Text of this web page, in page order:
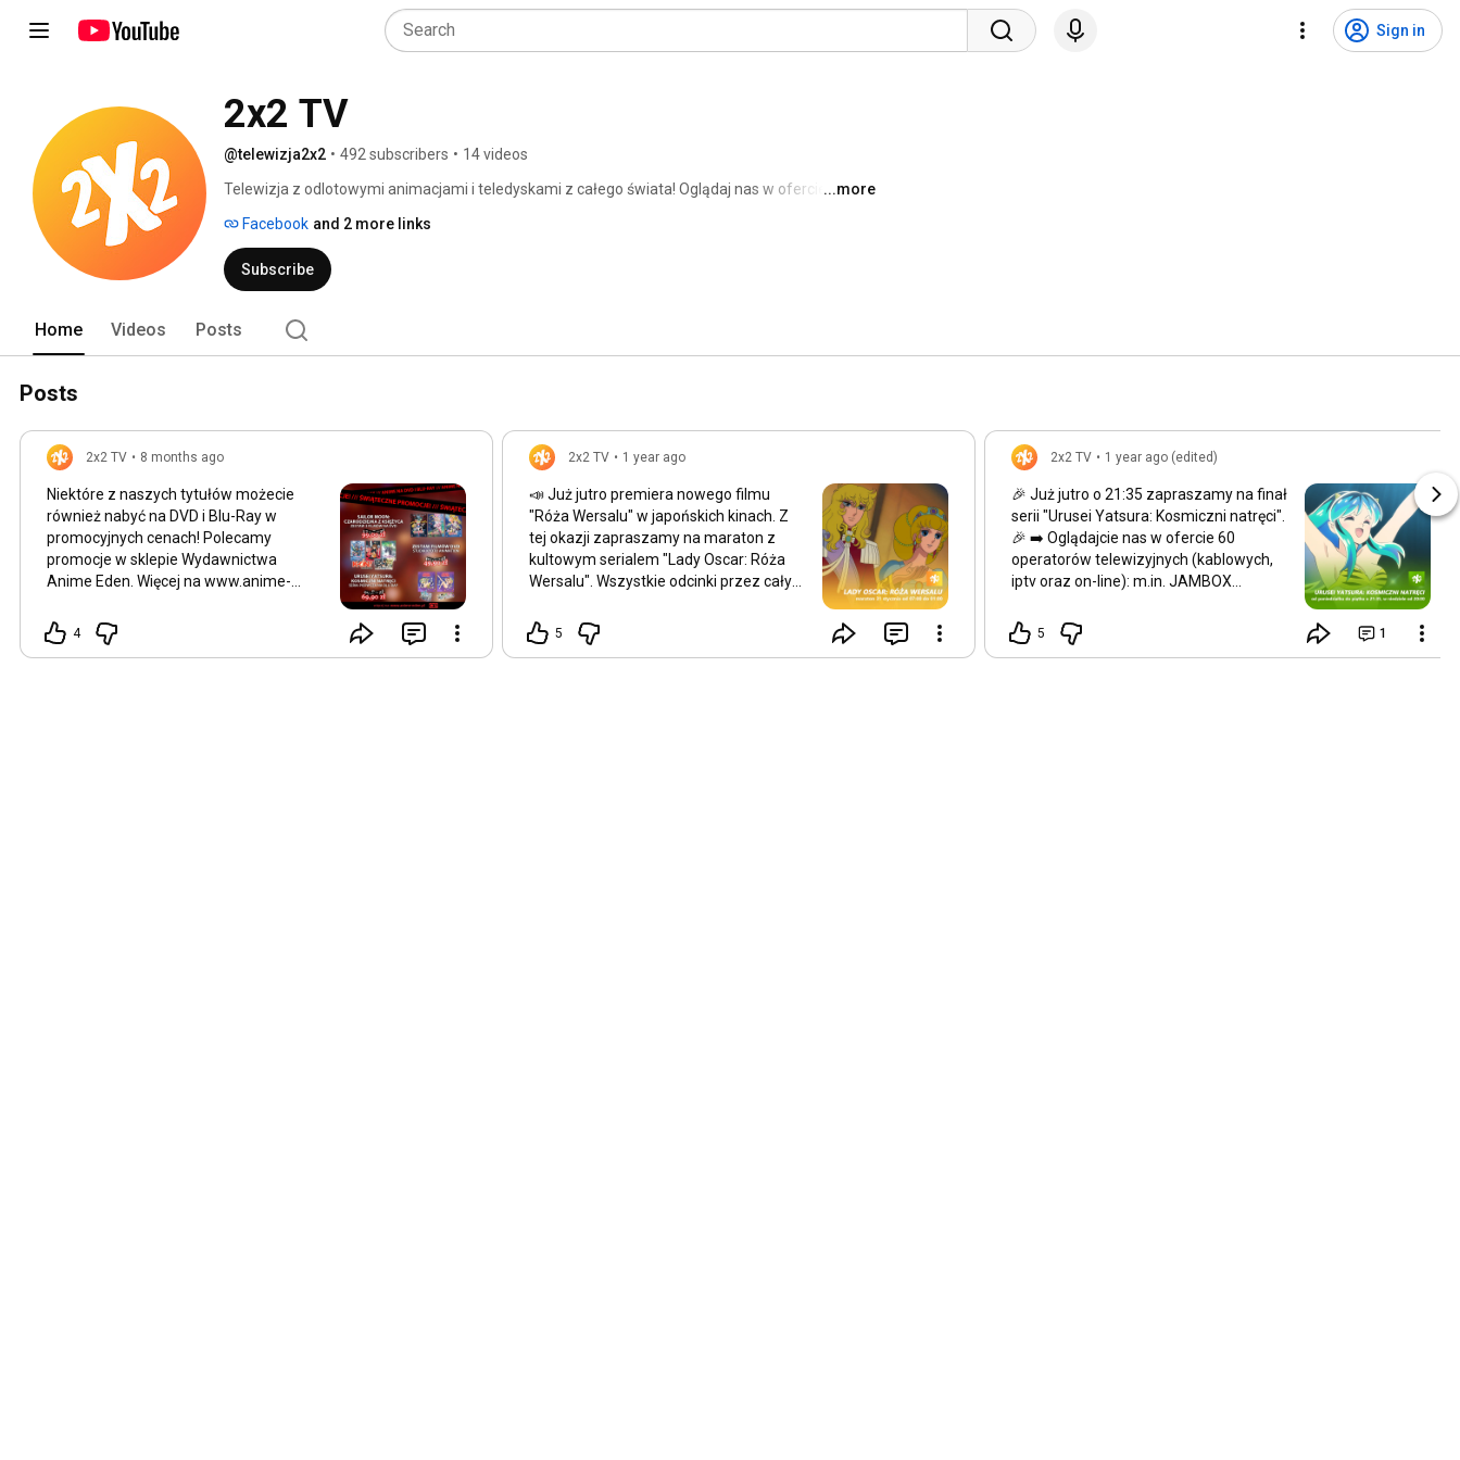
Sign in
2x2 TV
@telewizja2x2 • 492 subscribers • 14 videos
Telewizja z odlotowymi animacjami i teledyskami z całego świata! Oglądaj nas w ofercie ponad
Metroport, Avios, SatFilm, CDA.pl, Telkab, Telpol, GoNet i wielu innych.
...more
Facebook and 2 more links
Subscribe
Home Videos Posts
Posts
2x2 TV • 8 months ago
Niektóre z naszych tytułów możecie
również nabyć na DVD i Blu-Ray w
promocyjnych cenach! Polecamy
promocje w sklepie Wydawnictwa
Anime Eden. Więcej na www.anime-
4
2x2 TV • 1 year ago
📣 Już jutro premiera nowego filmu
"Róża Wersalu" w japońskich kinach. Z
tej okazji zapraszamy na maraton z
kultowym serialem "Lady Oscar: Róża
Wersalu". Wszystkie odcinki przez cały
Oglądajcie w ofercie 60 operatorów
telewizji kablowej, IPTV oraz on-line:
5
2x2 TV • 1 year ago (edited)
🎉 Już jutro o 21:35 zapraszamy na finał
serii "Urusei Yatsura: Kosmiczni natręci".
🎉 ➡️ Oglądajcie nas w ofercie 60
operatorów telewizyjnych (kablowych,
iptv oraz on-line): m.in. JAMBOX
Telpol, Telkab Tczew, SMSnet, ASTA-
NET, Metrotv, Sat Film, ITV media,
5 1